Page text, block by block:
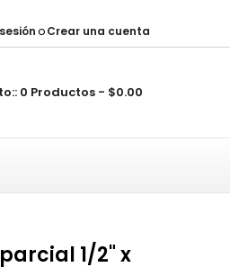
oCrear una cuenta
0 Productos - $0.00
1/2" x